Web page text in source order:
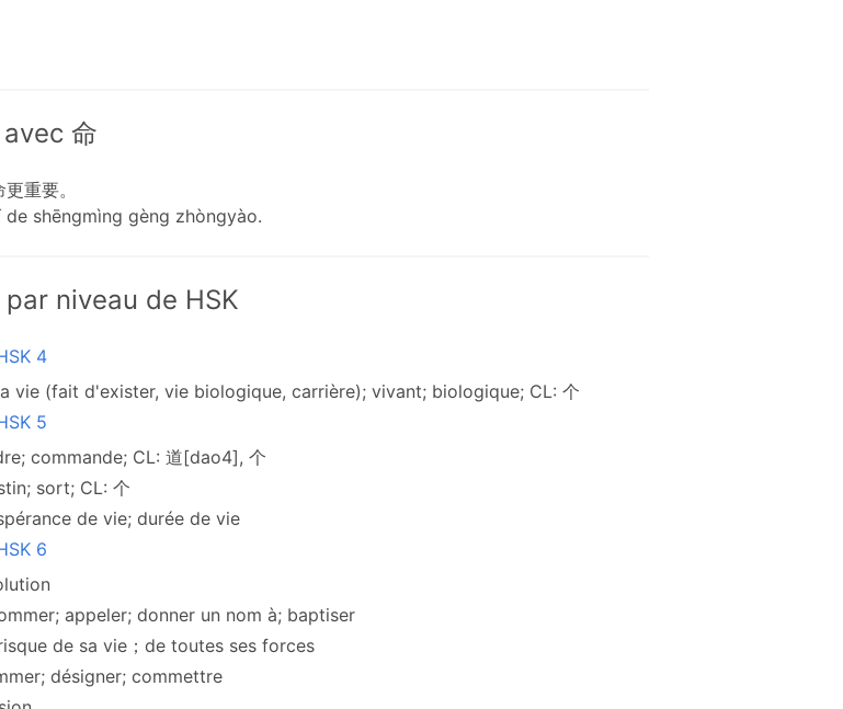
命
重要。
shēngmìng gèng zhòngyào.
niveau de HSK
4
vie (fait d'exister, vie biologique, carrière); vivant; biologique; CL: 个
5
commande; CL: 道[dao4], 个
sort; CL: 个
de vie; durée de vie
6
appeler; donner un nom à; baptiser
de sa vie；de toutes ses forces
désigner; commettre